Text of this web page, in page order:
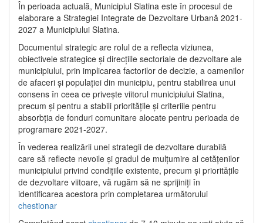
În perioada actuală, Municipiul Slatina este în procesul de
elaborare a Strategiei Integrate de Dezvoltare Urbană 2021‐
2027 a Municipiului Slatina.
Documentul strategic are rolul de a reflecta viziunea,
obiectivele strategice și direcțiile sectoriale de dezvoltare ale
municipiului, prin implicarea factorilor de decizie, a oamenilor
de afaceri și populației din municipiu, pentru stabilirea unui
consens în ceea ce privește viitorul municipiului Slatina,
precum și pentru a stabili prioritățile și criteriile pentru
absorbția de fonduri comunitare alocate pentru perioada de
programare 2021-2027.
În vederea realizării unei strategii de dezvoltare durabilă
care să reflecte nevoile și gradul de mulțumire al cetățenilor
municipiului privind condițiile existente, precum și prioritățile
de dezvoltare viitoare, vă rugăm să ne sprijiniți în
identificarea acestora prin completarea următorului
chestionar